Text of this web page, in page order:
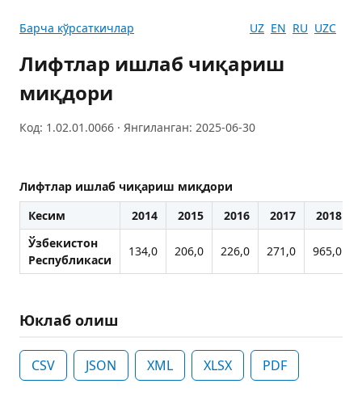
Барча кўрсаткичлар UZ EN RU UZC
Лифтлар ишлаб чиқариш
миқдори
Код: 1.02.01.0066 · Янгиланган: 2025-06-30
Лифтлар ишлаб чиқариш миқдори
Кесим
2014 2015 2016 2017
2018
Ўзбекистон
Республикаси
134,0 206,0 226,0 271,0 965,0
Юклаб олиш
CSV JSON XML XLSX PDF